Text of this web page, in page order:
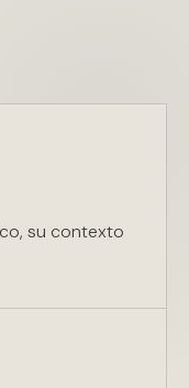
su contexto